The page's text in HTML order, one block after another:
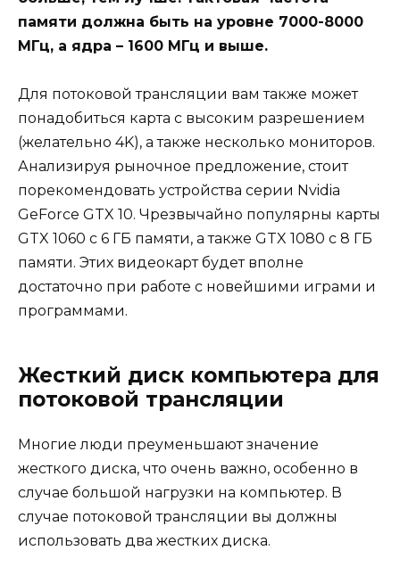
памяти должна быть на уровне 7000-8000
МГц, а ядра – 1600 МГц и выше.
Для потоковой трансляции вам также может
понадобиться карта с высоким разрешением
(желательно 4K), а также несколько мониторов.
Анализируя рыночное предложение, стоит
порекомендовать устройства серии Nvidia
GeForce GTX 10. Чрезвычайно популярны карты
GTX 1060 с 6 ГБ памяти, а также GTX 1080 с 8 ГБ
памяти. Этих видеокарт будет вполне
достаточно при работе с новейшими играми и
программами.
Жесткий диск компьютера для
потоковой трансляции
Многие люди преуменьшают значение
жесткого диска, что очень важно, особенно в
случае большой нагрузки на компьютер. В
случае потоковой трансляции вы должны
использовать два жестких диска.